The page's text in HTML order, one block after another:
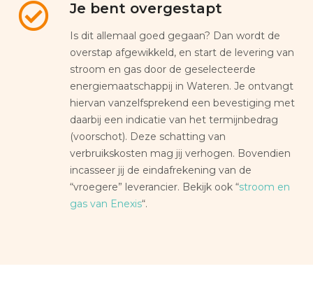
Je bent overgestapt
Is dit allemaal goed gegaan? Dan wordt de
overstap afgewikkeld, en start de levering van
stroom en gas door de geselecteerde
energiemaatschappij in Wateren. Je ontvangt
hiervan vanzelfsprekend een bevestiging met
daarbij een indicatie van het termijnbedrag
(voorschot). Deze schatting van
verbruikskosten mag jij verhogen. Bovendien
incasseer jij de eindafrekening van de
“vroegere” leverancier. Bekijk ook “stroom en
gas van Enexis“.